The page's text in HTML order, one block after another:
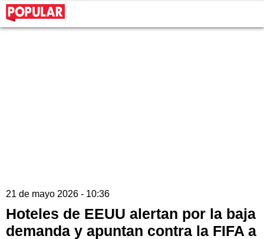
21 de mayo 2026 - 10:36
Hoteles de EEUU alertan por la baja
demanda y apuntan contra la FIFA a